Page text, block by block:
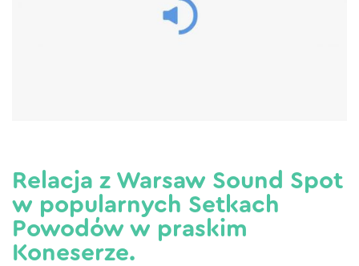
Relacja z Warsaw Sound Spot
w popularnych Setkach
Powodów w praskim
Koneserze.